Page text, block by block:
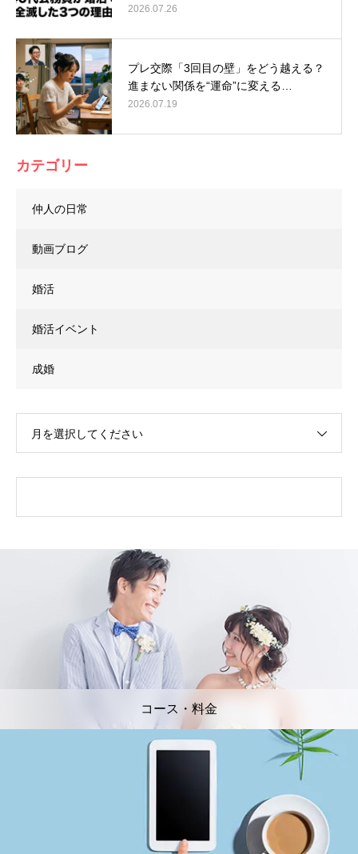
2026.07.26
プレ交際「3回目の壁」をどう越える？
進まない関係を“運命”に変える…
2026.07.19
カテゴリー
仲人の日常
動画ブログ
婚活
婚活イベント
成婚
月を選択してください
コース・料金